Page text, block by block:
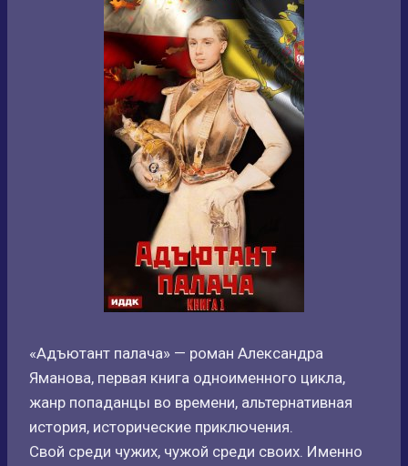
«Адъютант палача» — роман Александра
Яманова, первая книга одноименного цикла,
жанр попаданцы во времени, альтернативная
история, исторические приключения.
Свой среди чужих, чужой среди своих. Именно